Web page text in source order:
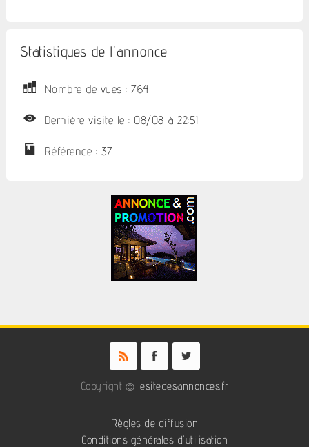
Statistiques de l'annonce
Nombre de vues : 764
Dernière visite le : 08/08 à 22:51
Référence : 37
Copyright © lesitedesannonces.fr
Règles de diffusion
Conditions générales d'utilisation